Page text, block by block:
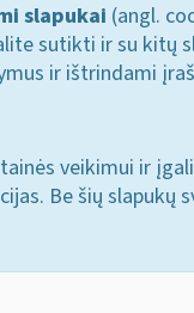
slapukai (angl.
sutikti ir su kitų
ir ištrindami
veikimui ir
Be šių slapukų